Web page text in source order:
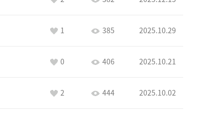
1 385 2025.10.29
0 406 2025.10.21
2 444 2025.10.02